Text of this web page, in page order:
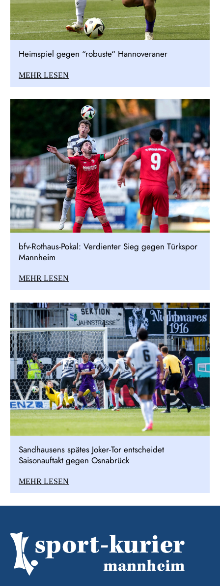
Heimspiel gegen “robuste“ Hannoveraner
MEHR LESEN
bfv-Rothaus-Pokal: Verdienter Sieg gegen Türkspor
Mannheim
MEHR LESEN
Sandhausens spätes Joker-Tor entscheidet
Saisonauftakt gegen Osnabrück
MEHR LESEN